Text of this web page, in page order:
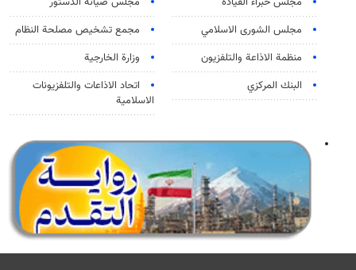
مجلس الشورى الاسلامي
مجمع تشخيص مصلحة النظام
منظمة الاذاعة والتلفزیون
وزارة الخارجية
البنك المركزي
اتحاد الاذاعات والتلفزيونات
الاسلامية